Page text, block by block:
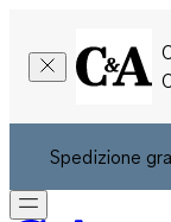
Spedizione